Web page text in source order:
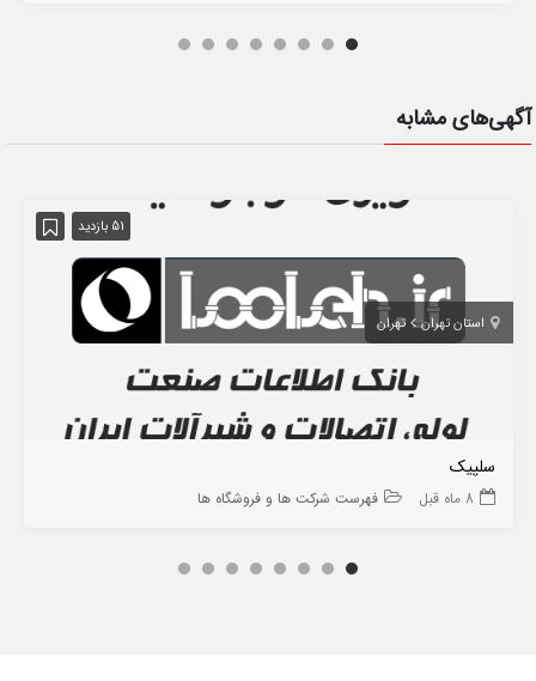
آگهی‌های مشابه
51 بازدید
استان تهران تهران
سلپیک
8 ماه قبل فهرست شرکت ها و فروشگاه ها